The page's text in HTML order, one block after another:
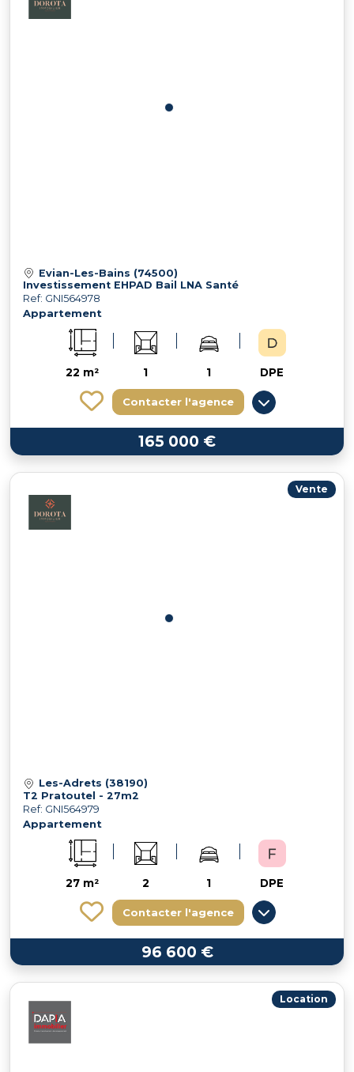
Evian-Les-Bains (74500)
Investissement EHPAD Bail LNA Santé
Ref: GNI564978
Appartement
22 m² 1 1 DPE
Contacter l'agence
165 000 €
Vente
Les-Adrets (38190)
T2 Pratoutel - 27m2
Ref: GNI564979
Appartement
27 m² 2 1 DPE
Contacter l'agence
96 600 €
Location